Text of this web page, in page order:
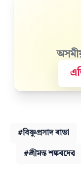
#বিষ্ণুপ্ৰসাদ ৰাভা
#শ্ৰীমন্ত শঙ্কৰদেৱ